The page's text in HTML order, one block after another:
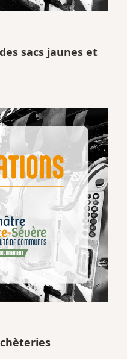
sacs jaunes et